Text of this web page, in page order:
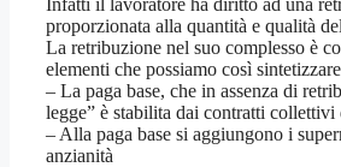
Infatti il lavoratore ha diritto ad una
proporzionata alla quantità e qualità
La retribuzione nel suo complesso è
elementi che possiamo così
– La paga base, che in assenza di
legge” è stabilita dai contratti collettivi
– Alla paga base si aggiungono i
anzianità